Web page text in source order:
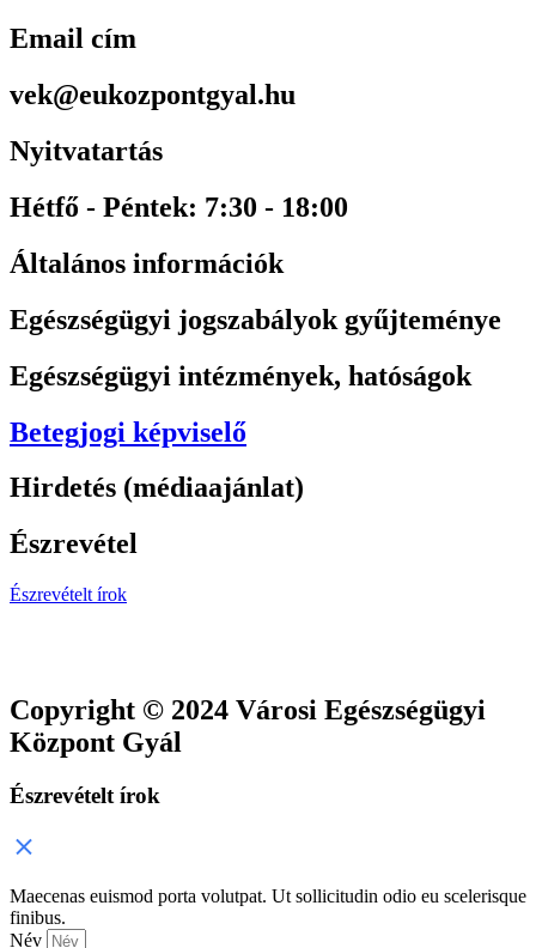
Email cím
vek@eukozpontgyal.hu
Nyitvatartás
Hétfő - Péntek: 7:30 - 18:00
Általános információk
Egészségügyi jogszabályok gyűjteménye
Egészségügyi intézmények, hatóságok
Betegjogi képviselő
Hirdetés (médiaajánlat)
Észrevétel
Észrevételt írok
Copyright © 2024 Városi Egészségügyi
Központ Gyál
Észrevételt írok
Maecenas euismod porta volutpat. Ut sollicitudin odio eu scelerisque
finibus.
Név